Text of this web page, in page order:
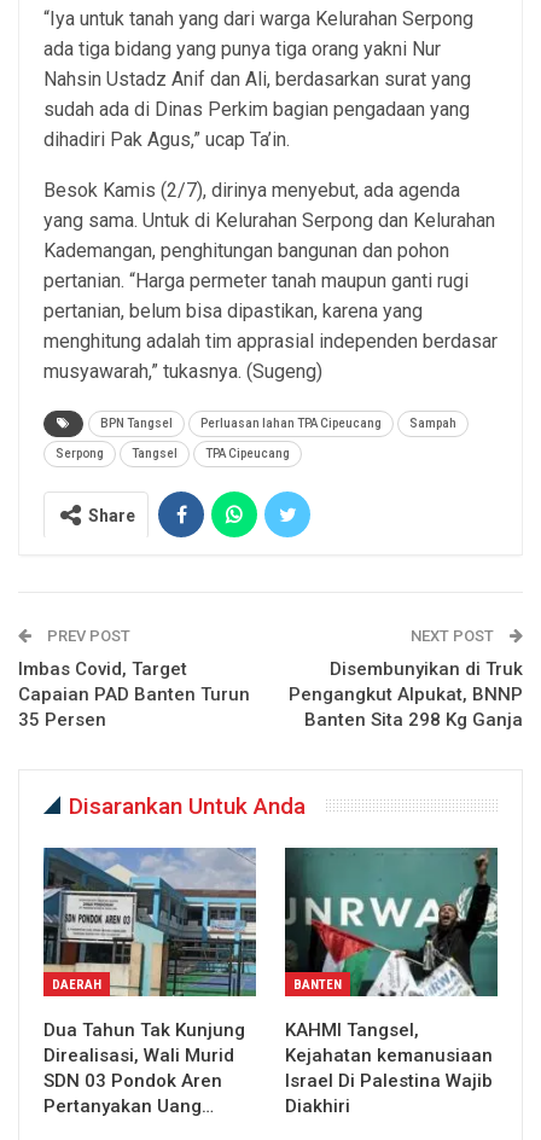
“Iya untuk tanah yang dari warga Kelurahan Serpong
ada tiga bidang yang punya tiga orang yakni Nur
Nahsin Ustadz Anif dan Ali, berdasarkan surat yang
sudah ada di Dinas Perkim bagian pengadaan yang
dihadiri Pak Agus,” ucap Ta’in.
Besok Kamis (2/7), dirinya menyebut, ada agenda
yang sama. Untuk di Kelurahan Serpong dan Kelurahan
Kademangan, penghitungan bangunan dan pohon
pertanian. “Harga permeter tanah maupun ganti rugi
pertanian, belum bisa dipastikan, karena yang
menghitung adalah tim apprasial independen berdasar
musyawarah,” tukasnya. (Sugeng)
BPN Tangsel Perluasan lahan TPA Cipeucang Sampah
Serpong Tangsel TPA Cipeucang
Share
PREV POST
Imbas Covid, Target
Capaian PAD Banten Turun
35 Persen
NEXT POST
Disembunyikan di Truk
Pengangkut Alpukat, BNNP
Banten Sita 298 Kg Ganja
Disarankan Untuk Anda
DAERAH
Dua Tahun Tak Kunjung
Direalisasi, Wali Murid
SDN 03 Pondok Aren
Pertanyakan Uang…
BANTEN
KAHMI Tangsel,
Kejahatan kemanusiaan
Israel Di Palestina Wajib
Diakhiri